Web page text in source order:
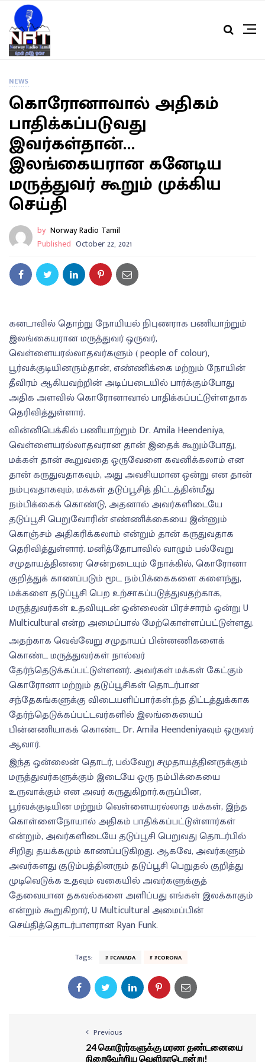
NEWS
கொரோனாவால் அதிகம்
பாதிக்கப்படுவது
இவர்கள்தான்…
இலங்கையரான கனேடிய
மருத்துவர் கூறும் முக்கிய
செய்தி
by Norway Radio Tamil
Published October 22, 2021
கனடாவில் தொற்று நோயியல் நிபுணராக பணியாற்றும்
இலங்கையரான மருத்துவர் ஒருவர்,
வெள்ளையரல்லாதவர்களும் ( people of colour),
பூர்வக்குடியினரும்தான், எண்ணிக்கை மற்றும் நோயின்
தீவிரம் ஆகியவற்றின் அடிப்படையில் பார்க்கும்போது
அதிக அளவில் கொரோனாவால் பாதிக்கப்பட்டுள்ளதாக
தெரிவித்துள்ளார்.
வின்னிபெக்கில் பணியாற்றும் Dr. Amila Heendeniya,
வெள்ளையரல்லாதவரான தான் இதைக் கூறும்போது,
மக்கள் தான் கூறுவதை ஒருவேளை கவனிக்கலாம் என
தான் கருதுவதாகவும், அது அவசியமான ஒன்று என தான்
நம்புவதாகவும், மக்கள் தடுப்பூசித் திட்டத்தின்மீது
நம்பிக்கைக் கொண்டு, அதனால் அவர்களிடையே
தடுப்பூசி பெறுவோரின் எண்ணிக்கையை இன்னும்
கொஞ்சம் அதிகரிக்கலாம் என்றும் தான் கருதுவதாக
தெரிவித்துள்ளார். மனித்தோபாவில் வாழும் பல்வேறு
சமுதாயத்தினரை சென்றடையும் நோக்கில், கொரோனா
குறித்துக் காணப்படும் மூட நம்பிக்கைகளை களைந்து,
மக்களை தடுப்பூசி பெற உற்சாகப்படுத்துவதற்காக,
மருத்துவர்கள் உதவியுடன் ஒன்லைன் பிரச்சாரம் ஒன்று U
Multicultural என்ற அமைப்பால் மேற்கொள்ளப்பட்டுள்ளது.
அதற்காக வெவ்வேறு சமுதாயப் பின்னணிகளைக்
கொண்ட மருத்துவர்கள் நால்வர்
தேர்ந்தெடுக்கப்பட்டுள்ளனர். அவர்கள் மக்கள் கேட்கும்
கொரோனா மற்றும் தடுப்பூசிகள் தொடர்பான
சந்தேகங்களுக்கு விடையளிப்பார்கள்.ந்த திட்டத்துக்காக
தேர்ந்தெடுக்கப்பட்டவர்களில் இலங்கையைப்
பின்னணியாகக் கொண்ட Dr. Amila Heendeniyaவும் ஒருவர்
ஆவார்.
இந்த ஒன்லைன் தொடர், பல்வேறு சமுதாயத்தினருக்கும்
மருத்துவர்களுக்கும் இடையே ஒரு நம்பிக்கையை
உருவாக்கும் என அவர் கருதுகிறார்.கருப்பின,
பூர்வக்குடியின மற்றும் வெள்ளையரல்லாத மக்கள், இந்த
கொள்ளைநோயால் அதிகம் பாதிக்கப்பட்டுள்ளார்கள்
என்றும், அவர்களிடையே தடுப்பூசி பெறுவது தொடர்பில்
சிறிது தயக்கமும் காணப்படுகிறது. ஆகவே, அவர்களும்
அவர்களது குடும்பத்தினரும் தடுப்பூசி பெறுதல் குறித்து
முடிவெடுக்க உதவும் வகையில் அவர்களுக்குத்
தேவையான தகவல்களை அளிப்பது எங்கள் இலக்காகும்
என்றும் கூறுகிறார், U Multicultural அமைப்பின்
செய்தித்தொடர்பாளரான Ryan Funk.
Tags: #CANADA #CORONA
Previous
24 கொடூரர்களுக்கு மரண தண்டனையை
நிறைவேற்றிய வெளிநாடொன்று!